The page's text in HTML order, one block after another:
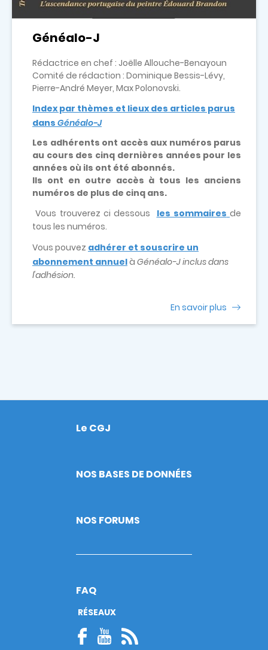
Généalo-J
Rédactrice en chef : Joëlle Allouche-Benayoun
Comité de rédaction : Dominique Bessis-Lévy,
Pierre-André Meyer, Max Polonovski.
Index par thèmes et lieux des articles parus
dans Généalo-J
Les adhérents ont accès aux numéros parus
au cours des cinq dernières années pour les
années où ils ont été abonnés.
Ils ont en outre accès à tous les anciens
numéros de plus de cinq ans.
Vous trouverez ci dessous les sommaires de
tous les numéros.
Vous pouvez adhérer et souscrire un
abonnement annuelà Généalo-J inclus dans
l'adhésion.
En savoir plus
Footer
Le CGJ
NOS BASES DE DONNÉES
NOS FORUMS
FAQ
RÉSEAUX